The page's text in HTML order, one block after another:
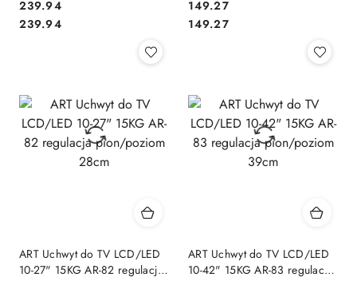
Cena:
239.94
Cena:
239.94
800x600
Cena:
149.27
Cena:
149.27
ART Uchwyt do TV LCD/LED
10-27" 15KG AR-82 regulacja
ART Uchwyt do TV LCD/LED
10-42" 15KG AR-83 regulacja